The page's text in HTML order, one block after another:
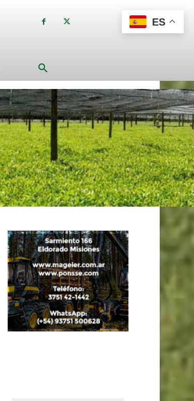
ES